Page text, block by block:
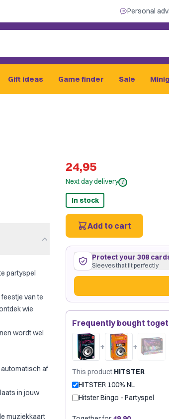
Personal
Gift ideas Game finder Sale
partyspel
van te
wie
wordt wel
automatisch af
in jouw
muziekkaart
24,95
Next day delivery i
In stock
Add to cart
Protect your 308
Sleeves that fit perfectly
roomy fit· Dragon Shield
Brand: Dragon Shield
Frequently bought
+ +
This product:HITSTER
HITSTER 100% NL
Hitster Bingo - Partyspel